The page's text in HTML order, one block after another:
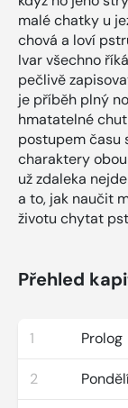
malé chatky u
chová a loví
Ivar všechno
pečlivě
je příběh plný
hmatatelné
postupem času
charaktery
už zdaleka
a to, jak naučit
životu chytat
Přehled
1 Prolog
2